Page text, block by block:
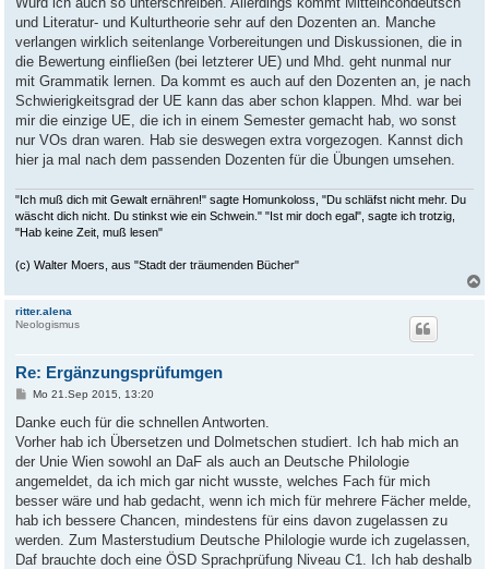
und Literatur- und Kulturtheorie sehr auf den Dozenten an. Manche
verlangen wirklich seitenlange Vorbereitungen und Diskussionen, die in
die Bewertung einfließen (bei letzterer UE) und Mhd. geht nunmal nur
mit Grammatik lernen. Da kommt es auch auf den Dozenten an, je nach
Schwierigkeitsgrad der UE kann das aber schon klappen. Mhd. war bei
mir die einzige UE, die ich in einem Semester gemacht hab, wo sonst
nur VOs dran waren. Hab sie deswegen extra vorgezogen. Kannst dich
hier ja mal nach dem passenden Dozenten für die Übungen umsehen.
"Ich muß dich mit Gewalt ernähren!" sagte Homunkoloss, "Du schläfst nicht mehr. Du
wäscht dich nicht. Du stinkst wie ein Schwein." "Ist mir doch egal", sagte ich trotzig,
"Hab keine Zeit, muß lesen"
(c) Walter Moers, aus "Stadt der träumenden Bücher"
ritter.alena
Neologismus
Re: Ergänzungsprüfumgen
B
i
r
a
Mo 21.Sep 2015, 13:20
Danke euch für die schnellen Antworten.
Vorher hab ich Übersetzen und Dolmetschen studiert. Ich hab mich an
der Unie Wien sowohl an DaF als auch an Deutsche Philologie
angemeldet, da ich mich gar nicht wusste, welches Fach für mich
besser wäre und hab gedacht, wenn ich mich für mehrere Fächer melde,
hab ich bessere Chancen, mindestens für eins davon zugelassen zu
werden. Zum Masterstudium Deutsche Philologie wurde ich zugelassen,
Daf brauchte doch eine ÖSD Sprachprüfung Niveau C1. Ich hab deshalb